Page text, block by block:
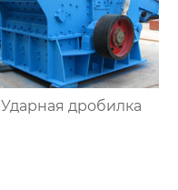
Ударная дробилка